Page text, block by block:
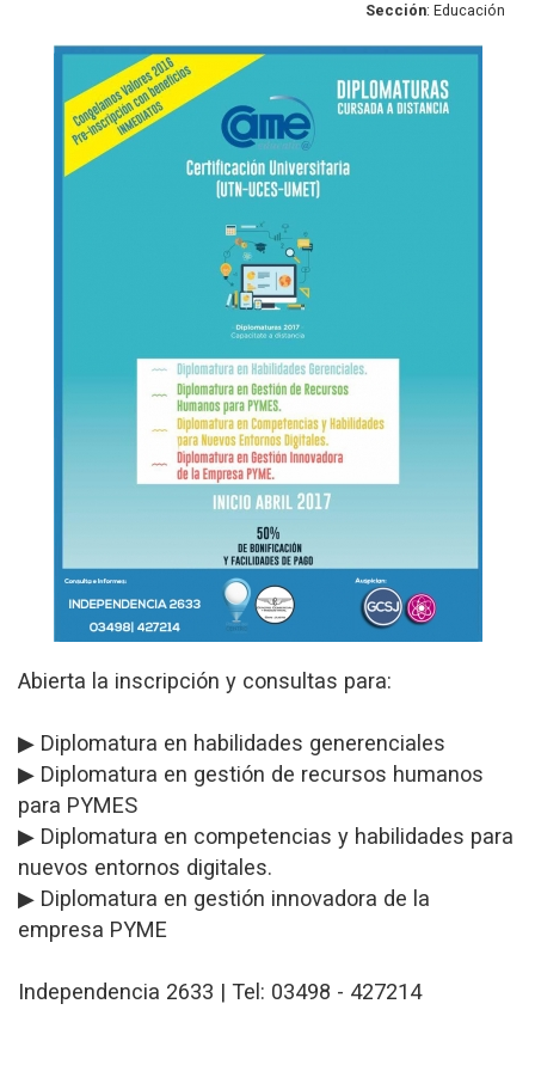
Sección: Educación
Abierta la inscripción y consultas para:
▶ Diplomatura en habilidades generenciales
▶ Diplomatura en gestión de recursos humanos
para PYMES
▶ Diplomatura en competencias y habilidades para
nuevos entornos digitales.
▶ Diplomatura en gestión innovadora de la
empresa PYME
Independencia 2633 | Tel: 03498 - 427214